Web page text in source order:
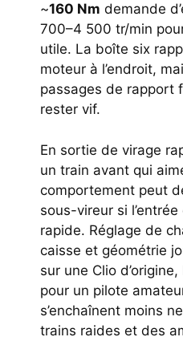
~160 Nm demande
700–4 500 tr/min
utile. La boîte six
moteur à l’endroit,
passages de rapport
rester vif.
En sortie de virage
un train avant qui
comportement peut
sous-vireur si
rapide. Réglage de
caisse et géométrie
sur une Clio
pour un pilote
s’enchaînent moins
trains raides et des